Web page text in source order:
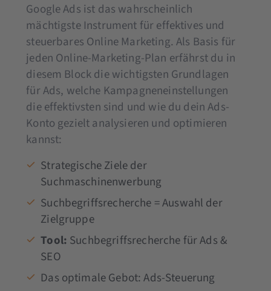
Google Ads ist das wahrscheinlich
mächtigste Instrument für effektives und
steuerbares Online Marketing. Als Basis für
jeden Online-Marketing-Plan erfährst du in
diesem Block die wichtigsten Grundlagen
für Ads, welche Kampagneneinstellungen
die effektivsten sind und wie du dein Ads-
Konto gezielt analysieren und optimieren
kannst:
Strategische Ziele der
Suchmaschinenwerbung
Suchbegriffsrecherche = Auswahl der
Zielgruppe
Tool: Suchbegriffsrecherche für Ads &
SEO
Das optimale Gebot: Ads-Steuerung